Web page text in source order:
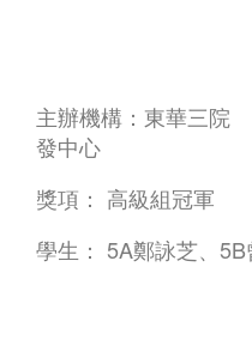
主辦機構：東華三院
發中心
獎項： 高級組冠軍
學生： 5A鄭詠芝、